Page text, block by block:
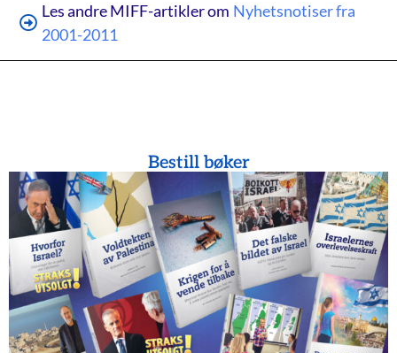
Les andre MIFF-artikler om Nyhetsnotiser fra
2001-2011
Bestill bøker